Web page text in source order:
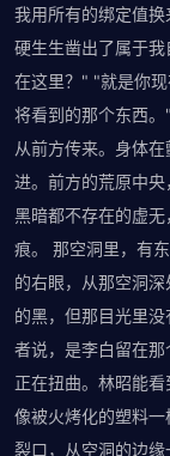
我用所有的绑定值
硬生生凿出了属于
在这里？" "就是你
将看到的那个东西
从前方传来。身体
进。前方的荒原中
黑暗都不存在的虚
痕。 那空洞里，有
的右眼，从那空洞
的黑，但那目光里
者说，是李白留在
正在扭曲。林昭能
像被火烤化的塑料
裂口，从空洞的边